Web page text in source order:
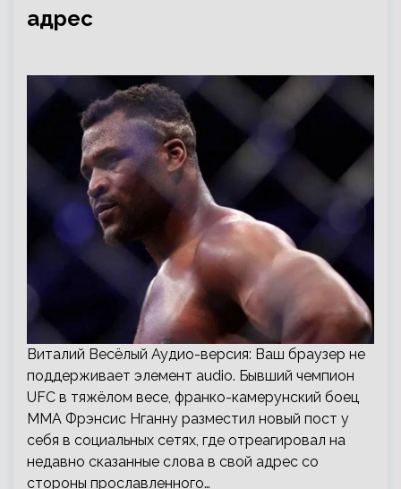
адрес
Виталий Весёлый Аудио-версия: Ваш браузер не
поддерживает элемент audio. Бывший чемпион
UFC в тяжёлом весе, франко-камерунский боец
ММА Фрэнсис Нганну разместил новый пост у
себя в социальных сетях, где отреагировал на
недавно сказанные слова в свой адрес со
стороны прославленного…